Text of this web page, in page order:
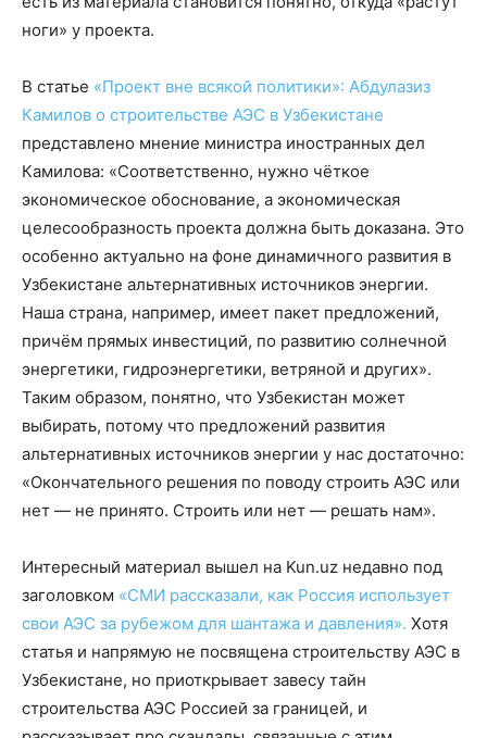
ноги» у проекта.
В статье «Проект вне всякой политики»: Абдулазиз
Камилов о строительстве АЭС в Узбекистане
представлено мнение министра иностранных дел
Камилова: «Соответственно, нужно чёткое
экономическое обоснование, а экономическая
целесообразность проекта должна быть доказана. Это
особенно актуально на фоне динамичного развития в
Узбекистане альтернативных источников энергии.
Наша страна, например, имеет пакет предложений,
причём прямых инвестиций, по развитию солнечной
энергетики, гидроэнергетики, ветряной и других».
Таким образом, понятно, что Узбекистан может
выбирать, потому что предложений развития
альтернативных источников энергии у нас достаточно:
«Окончательного решения по поводу строить АЭС или
нет — не принято. Строить или нет — решать нам».
Интересный материал вышел на Kun.uz недавно под
заголовком «СМИ рассказали, как Россия использует
свои АЭС за рубежом для шантажа и давления». Хотя
статья и напрямую не посвящена строительству АЭС в
Узбекистане, но приоткрывает завесу тайн
строительства АЭС Россией за границей, и